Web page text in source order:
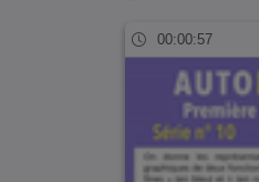
00:00:57